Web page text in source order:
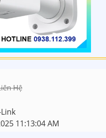
Hệ
11:13:04 AM